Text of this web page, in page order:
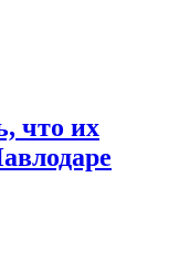
что их